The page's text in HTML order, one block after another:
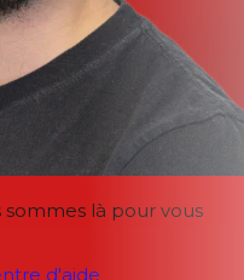
sommes là pour vous
d'aide